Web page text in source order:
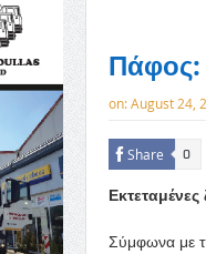
Πάφος:
on:August 24,
Share 0
Σύμφωνα με